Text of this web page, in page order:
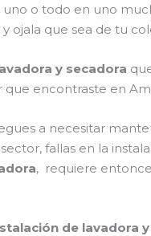
o todo en uno
que sea de tu
y secadora
encontraste en
a necesitar
fallas en la
, requiere
de lavadora